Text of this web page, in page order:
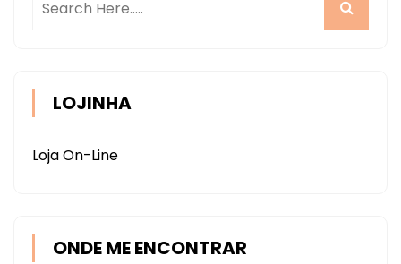
LOJINHA
Loja On-Line
ONDE ME ENCONTRAR